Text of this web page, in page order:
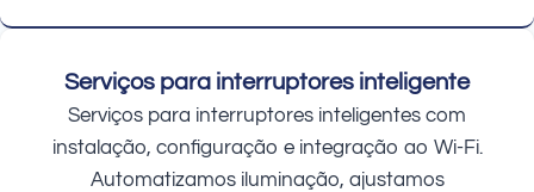
Serviços para interruptores inteligente
Serviços para interruptores inteligentes com
instalação, configuração e integração ao Wi-Fi.
Automatizamos iluminação, ajustamos